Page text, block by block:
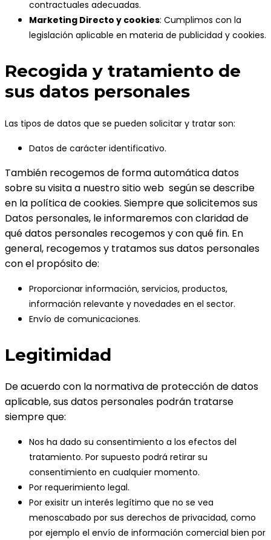
contractuales adecuadas.
Marketing Directo y cookies: Cumplimos con la
legislación aplicable en materia de publicidad y cookies.
Recogida y tratamiento de
sus datos personales
Las tipos de datos que se pueden solicitar y tratar son:
Datos de carácter identificativo.
También recogemos de forma automática datos
sobre su visita a nuestro sitio web según se describe
en la política de cookies. Siempre que solicitemos sus
Datos personales, le informaremos con claridad de
qué datos personales recogemos y con qué fin. En
general, recogemos y tratamos sus datos personales
con el propósito de:
Proporcionar información, servicios, productos,
información relevante y novedades en el sector.
Envío de comunicaciones.
Legitimidad
De acuerdo con la normativa de protección de datos
aplicable, sus datos personales podrán tratarse
siempre que:
Nos ha dado su consentimiento a los efectos del
tratamiento. Por supuesto podrá retirar su
consentimiento en cualquier momento.
Por requerimiento legal.
Por exisitr un interés legítimo que no se vea
menoscabado por sus derechos de privacidad, como
por ejemplo el envío de información comercial bien por